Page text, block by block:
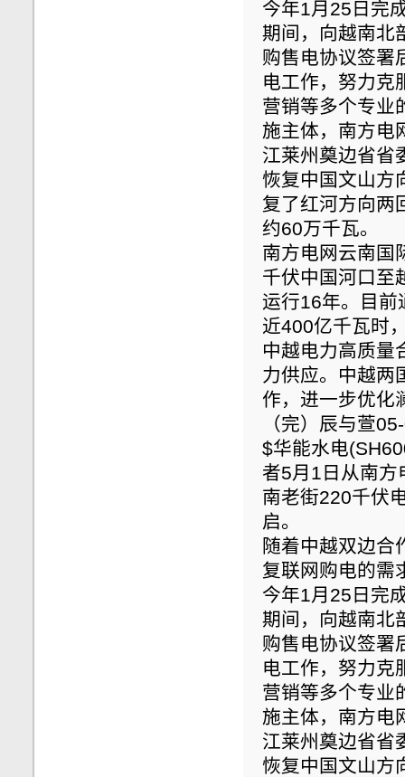
今年1月25日完
期间，向越南北
购售电协议签署
电工作，努力克
营销等多个专业
施主体，南方电
江莱州奠边省省
恢复中国文山方
复了红河方向两
约60万千瓦。
南方电网云南国
千伏中国河口至
运行16年。目前
近400亿千瓦时
中越电力高质量
力供应。中越两
作，进一步优化
（完）辰与萱
$华能水电
者5月1日从南方
南老街220千伏
启。
随着中越双边合
复联网购电的需
今年1月25日完
期间，向越南北
购售电协议签署
电工作，努力克
营销等多个专业
施主体，南方电
江莱州奠边省省
恢复中国文山方